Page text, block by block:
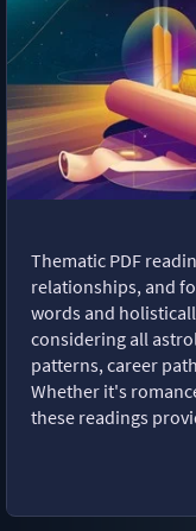
Thematic PDF
relationships, and
words and
considering all
patterns, career
Whether it's
these readings